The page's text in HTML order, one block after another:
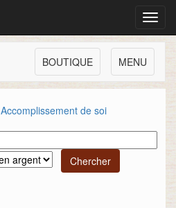
MENU
BOUTIQUE
Accomplissement de soi